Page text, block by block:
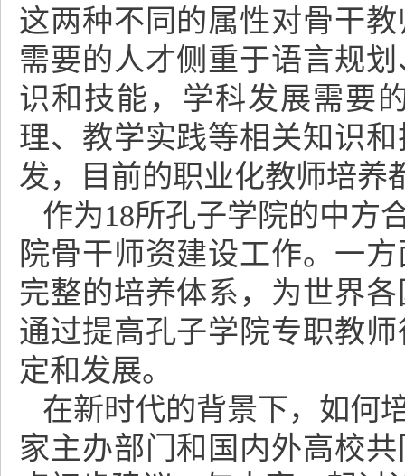
这两种不同的属性对骨干
需要的人才侧重于语言规
识和技能，学科发展需要
理、教学实践等相关知识
发，目前的职业化教师培养
作为18所孔子学院的中方
院骨干师资建设工作。一
完整的培养体系，为世界
通过提高孔子学院专职教
定和发展。
在新时代的背景下，如何
家主办部门和国内外高校